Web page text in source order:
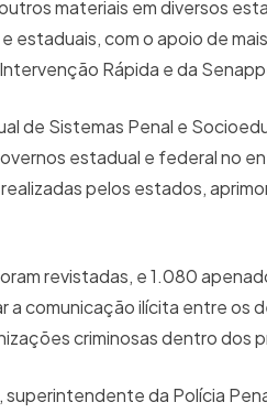
materiais em diversos
estaduais, com o apoio de
Rápida e da
de Sistemas Penal e
estadual e federal no
pelos estados,
revistadas, e 1.080
a comunicação ilícita entre os
criminosas dentro dos
superintendente da Polícia